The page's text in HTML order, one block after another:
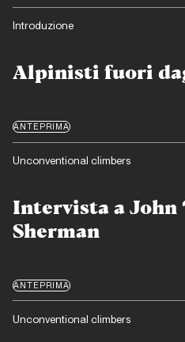
Alpinisti fuori
Introduzione
ANTEPRIMA
Intervista a John
Sherman
Unconventional climbers
ANTEPRIMA
Unconventional climbers